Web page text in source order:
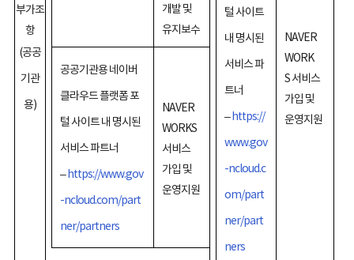
부가조
항
(공공
기관
용)
개발 및
유지보수
공공기관용 네이버
클라우드 플랫폼 포
털 사이트 내 명시된
서비스 파트너
–https://www.gov
-ncloud.com/part
ner/partners
NAVER
WORKS
서비스
가입 및
운영지원
털 사이트
내 명시된
서비스 파
트너
–https://
www.gov
-ncloud.c
om/part
ner/part
ners
NAVER
WORK
S 서비스
가입 및
운영지원